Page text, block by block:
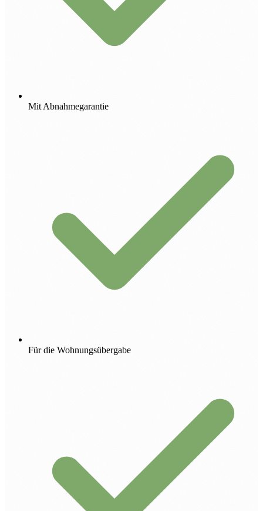
Mit Abnahmegarantie
Für die Wohnungsübergabe